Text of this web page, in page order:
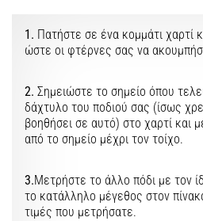
29 λεπτά ανάγνωσης
Γόνατο
Δρομέα:
Αίτια,
Αντιμετώπιση
1. Πατήστε σε ένα κομμάτι χαρτί
ώστε οι φτέρνες σας να
2. Σημειώστε το σημείο όπου
δάχτυλο του ποδιού σας (ίσως
βοηθήσει σε αυτό) στο χαρτί και
από το σημείο μέχρι τον τοίχο.
3.Μετρήστε το άλλο πόδι με τον
το κατάλληλο μέγεθος στον
τιμές που μετρήσατε.